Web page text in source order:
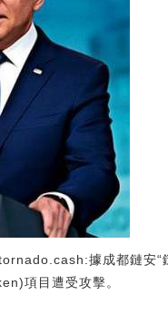
據成都鏈安“
項目遭受攻擊。